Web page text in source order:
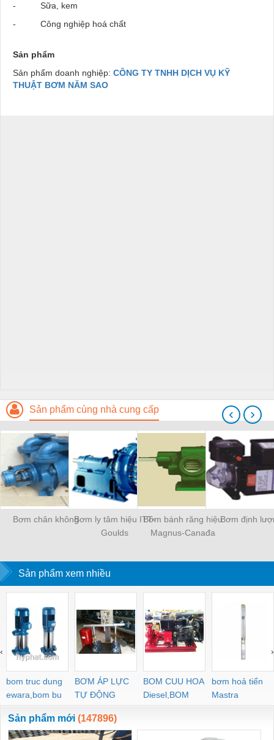
-
Sữa, kem
-
Công nghiệp hoá chất
Sản phẩm
Sản phẩm doanh nghiệp: CÔNG TY TNHH DỊCH VỤ KỸ
THUẬT BƠM NĂM SAO
Sản phẩm cùng nhà cung cấp
Bơm chân khôngBơm ly tâm hiệu ITT-
Goulds
Bơm bánh răng hiệu
Magnus-Canađa
Bơm định
‹ ›
Sản phẩm xem nhiều
bom truc dung
ewara,bom bu
ewara
BƠM ÁP LỰC
TỰ ĐỘNG
BOM CUU HOA
Diesel,BOM
CHUA CHAY
bơm hoả tiển
Mastra
‹ ›
Sản phẩm mới (147896)